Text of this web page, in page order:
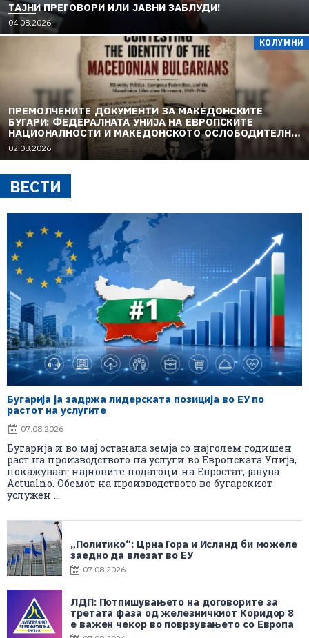
TAЈНИ ПРЕГОВОРИ ИЛИ ЈАВНИ ЗАБЛУДИ!
04.08.2026
КОЛУМНИ
ПРЕМОЛЧЕНИТЕ ДОКУМЕНТИ ЗА МАКЕДОНСКИТЕ
БУГАРИ: ФЕДЕРАЛНАТА УНИЈА НА ЕВРОПСКИТЕ
НАЦИОНАЛНОСТИ И МАКЕДОНСКОТО ОСЛОБОДИТЕЛНО
ДВИЖЕЊЕ (1949–1956) (1)
02.08.2026
ВЕСТИ
Бугарија ја задржа лидерската позиција во ЕУ по
растот на услугите
07.08.2026
Бугарија и во мај останала земја со најголем годишен
раст на производството на услуги во Европската Унија,
покажуваат најновите податоци на Евростат, јавува
Actualno. Обемот на производството во бугарскиот
услужен ...
„Политико“: Црна Гора и Исланд би можеле
заедно да влезат во ЕУ
07.08.2026
ЛДП: Потпишувањето на договорите за
третата фаза од железничкиот Коридор 8
е важен чекор во поврзувањето со Европа